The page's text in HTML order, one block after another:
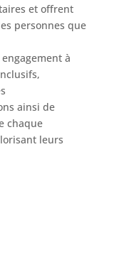
et offrent
personnes que
à
ainsi de
chaque
leurs